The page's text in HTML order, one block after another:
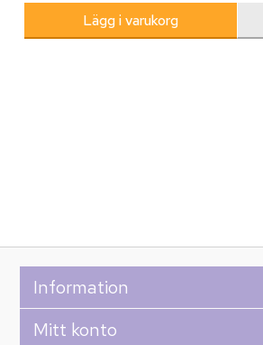
Information
Mitt konto